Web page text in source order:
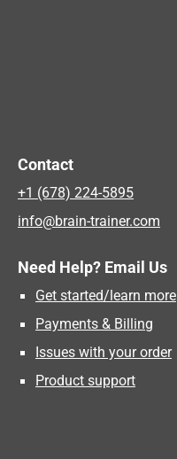
Contact
+1 (678) 224-5895
info@brain-trainer.com
Need Help? Email Us
Get started/learn more
Payments & Billing
Issues with your order
Product support